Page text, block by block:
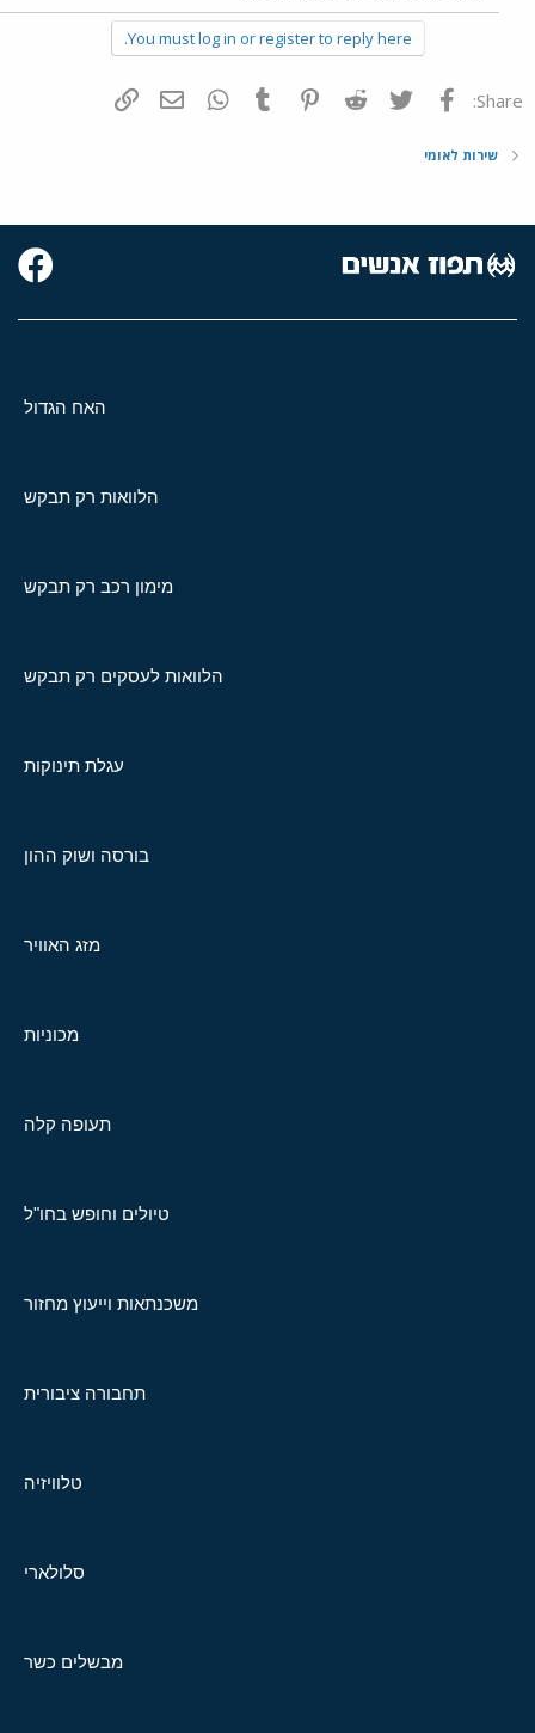
You must log in or register to reply here.
Share: פייסבוק Twitter
Reddit
Pinterest
Tumblr
WhatsAppדואר אלקטרוני
שירות לאומי
האח הגדול
הלוואות רק תבקש
מימון רכב רק תבקש
הלוואות לעסקים רק תבקש
עגלת תינוקות
בורסה ושוק ההון
מזג האוויר
מכוניות
תעופה קלה
טיולים וחופש בחו"ל
משכנתאות וייעוץ מחזור
תחבורה ציבורית
טלוויזיה
סלולארי
מבשלים כשר